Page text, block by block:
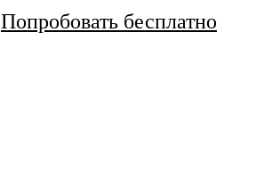
Попробовать бесплатно